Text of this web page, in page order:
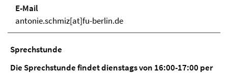
E-Mail
antonie.schmiz[at]fu-berlin.de
Sprechstunde
Die Sprechstunde findet dienstags von 16:00-17:00 per